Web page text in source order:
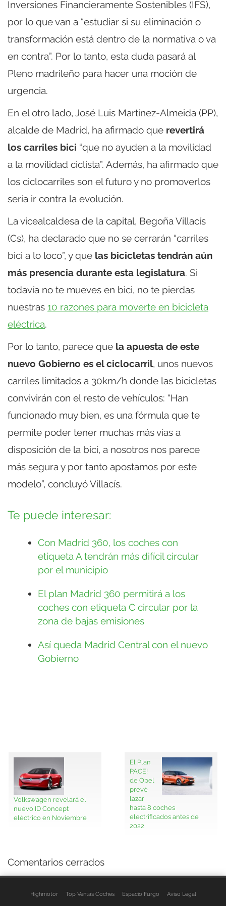
Inversiones Financieramente Sostenibles (IFS),
por lo que van a “estudiar si su eliminación o
transformación está dentro de la normativa o va
en contra”. Por lo tanto, esta duda pasará al
Pleno madrileño para hacer una moción de
urgencia.
En el otro lado, José Luis Martínez-Almeida (PP),
alcalde de Madrid, ha afirmado que revertirá
los carriles bici “que no ayuden a la movilidad
a la movilidad ciclista”. Además, ha afirmado que
los ciclocarriles son el futuro y no promoverlos
sería ir contra la evolución.
La vicealcaldesa de la capital, Begoña Villacís
(Cs), ha declarado que no se cerrarán “carriles
bici a lo loco”, y que las bicicletas tendrán aún
más presencia durante esta legislatura. Si
todavía no te mueves en bici, no te pierdas
nuestras 10 razones para moverte en bicicleta
eléctrica.
Por lo tanto, parece que la apuesta de este
nuevo Gobierno es el ciclocarril, unos nuevos
carriles limitados a 30km/h donde las bicicletas
convivirán con el resto de vehículos: “Han
funcionado muy bien, es una fórmula que te
permite poder tener muchas más vías a
disposición de la bici, a nosotros nos parece
más segura y por tanto apostamos por este
modelo”, concluyó Villacís.
Te puede interesar:
Con Madrid 360, los coches con
etiqueta A tendrán más difícil circular
por el municipio
El plan Madrid 360 permitirá a los
coches con etiqueta C circular por la
zona de bajas emisiones
Así queda Madrid Central con el nuevo
Gobierno
Volkswagen revelará el
nuevo ID Concept
eléctrico en Noviembre
El Plan
PACE!
de Opel
prevé
lazar
hasta 8 coches
electrificados antes de
2022
Comentarios cerrados
Highmotor Top Ventas Coches Espacio Furgo Aviso Legal